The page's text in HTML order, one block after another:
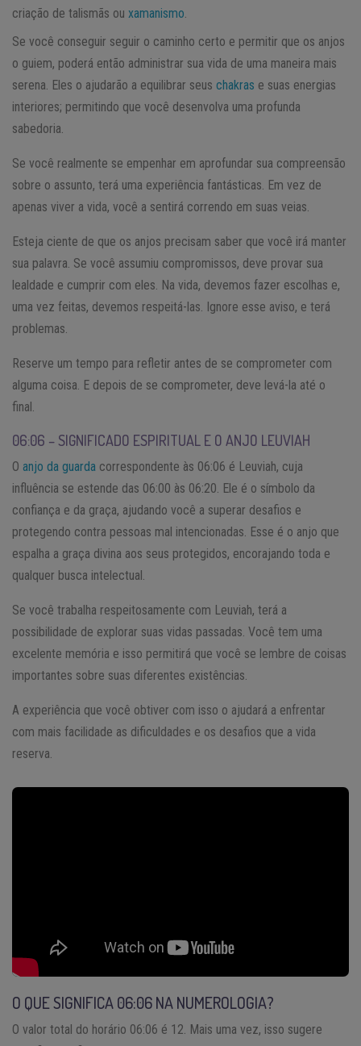
criação de talismãs ou xamanismo.
Se você conseguir seguir o caminho certo e permitir que os anjos
o guiem, poderá então administrar sua vida de uma maneira mais
serena. Eles o ajudarão a equilibrar seus chakras e suas energias
interiores; permitindo que você desenvolva uma profunda
sabedoria.
Se você realmente se empenhar em aprofundar sua compreensão
sobre o assunto, terá uma experiência fantásticas. Em vez de
apenas viver a vida, você a sentirá correndo em suas veias.
Esteja ciente de que os anjos precisam saber que você irá manter
sua palavra. Se você assumiu compromissos, deve provar sua
lealdade e cumprir com eles. Na vida, devemos fazer escolhas e,
uma vez feitas, devemos respeitá-las. Ignore esse aviso, e terá
problemas.
Reserve um tempo para refletir antes de se comprometer com
alguma coisa. E depois de se comprometer, deve levá-la até o
final.
06:06 – SIGNIFICADO ESPIRITUAL E O ANJO LEUVIAH
O anjo da guarda correspondente às 06:06 é Leuviah, cuja
influência se estende das 06:00 às 06:20. Ele é o símbolo da
confiança e da graça, ajudando você a superar desafios e
protegendo contra pessoas mal intencionadas. Esse é o anjo que
espalha a graça divina aos seus protegidos, encorajando toda e
qualquer busca intelectual.
Se você trabalha respeitosamente com Leuviah, terá a
possibilidade de explorar suas vidas passadas. Você tem uma
excelente memória e isso permitirá que você se lembre de coisas
importantes sobre suas diferentes existências.
A experiência que você obtiver com isso o ajudará a enfrentar
com mais facilidade as dificuldades e os desafios que a vida
reserva.
O QUE SIGNIFICA 06:06 NA NUMEROLOGIA?
O valor total do horário 06:06 é 12. Mais uma vez, isso sugere